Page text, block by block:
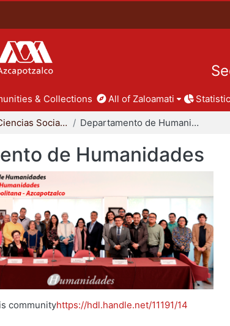
& Collections All of Zaloamati
División de Ciencias Sociales y Humanidades Departamento de Humanidades
de Humanidades
communityhttps://hdl.handle.net/11191/14